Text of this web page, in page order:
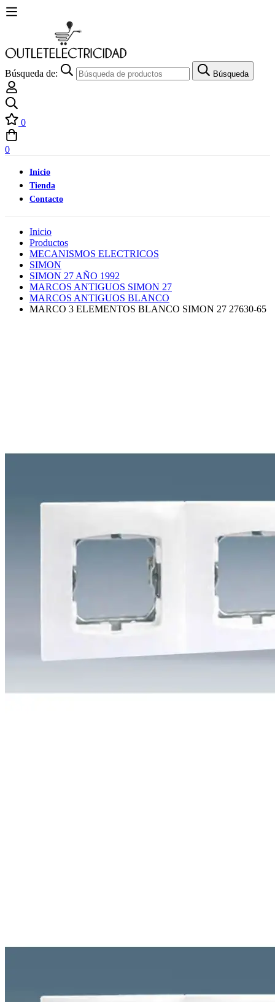
Búsqueda de: Búsqueda
0
0
Inicio
Tienda
Contacto
Inicio
Productos
MECANISMOS ELECTRICOS
SIMON
SIMON 27 AÑO 1992
MARCOS ANTIGUOS SIMON 27
MARCOS ANTIGUOS BLANCO
MARCO 3 ELEMENTOS BLANCO SIMON 27 27630-65